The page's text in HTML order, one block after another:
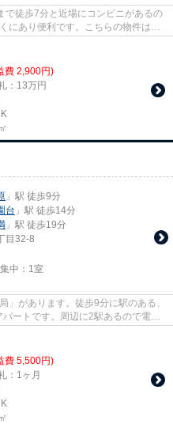
で徒歩7分と近場にコンビニがあるの
にあり便利です。こちらの物件はア
費 2,900円)
：13万円
」駅 徒歩9分
台 」駅 徒歩14分
」駅 徒歩19分
目32-8
中： 1室
」があります。徒歩9分に駅のある、
ートです。周辺に2駅あるので電車
費 5,500円)
：1ヶ月